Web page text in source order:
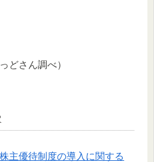
どさん調べ）
株主優待制度の導入に関する